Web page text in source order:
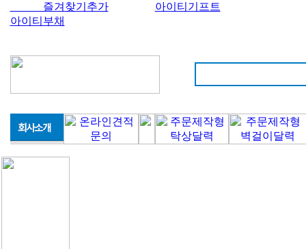
즐겨찾기추가
아이티기프트
아이티부채